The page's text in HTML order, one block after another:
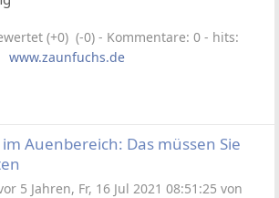
(+0) (-0)- Kommentare: 0 - hits:
www.zaunfuchs.de
im Auenbereich: Das müssen Sie
5 Jahren, Fr, 16 Jul 2021 08:51:25 von